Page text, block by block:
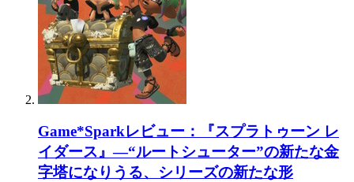
Game*Sparkレビュー：『スプラトゥーン レ
イダース』―“ルートシューター”の新たな金
字塔になりうる、シリーズの新たな形